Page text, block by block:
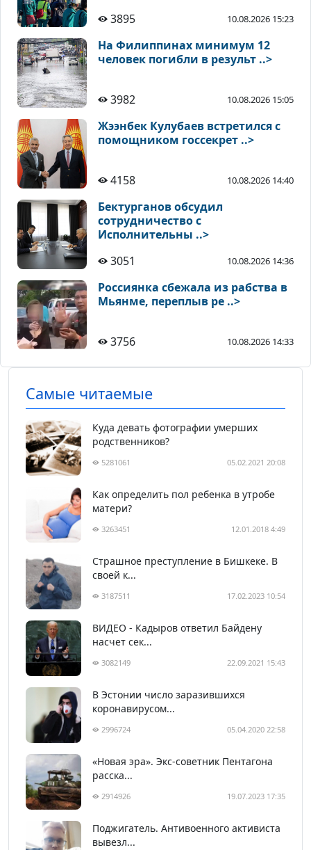
3895 10.08.2026 15:23
На Филиппинах минимум 12
человек погибли в результ ..>
3982 10.08.2026 15:05
Жээнбек Кулубаев встретился с
помощником госсекрет ..>
4158 10.08.2026 14:40
Бектурганов обсудил
сотрудничество с
Исполнительны ..>
3051
10.08.2026 14:36
Россиянка сбежала из рабства в
Мьянме, переплыв ре ..>
3756 10.08.2026 14:33
Самые читаемые
Куда девать фотографии умерших
родственников?
5281061 05.02.2021 20:08
Как определить пол ребенка в утробе
матери?
3263451 12.01.2018 4:49
Страшное преступление в Бишкеке. В
своей к...
3187511 17.02.2023 10:54
ВИДЕО - Кадыров ответил Байдену
насчет сек...
3082149 22.09.2021 15:43
В Эстонии число заразившихся
коронавирусом...
2996724 05.04.2020 22:58
«Новая эра». Экс-советник Пентагона
расска...
2914926 19.07.2023 17:35
Поджигатель. Антивоенного активиста
вывезл...